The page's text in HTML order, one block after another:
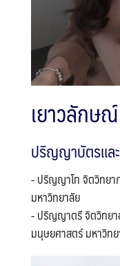
เยาวลักษ
ปริญญาบัตรแล
- ปริญญาโท จิตวิทย
มหาวิทยาลัย
- ปริญญาตรี จิตวิทยา
มนุษยศาสตร์ มหาวิทย